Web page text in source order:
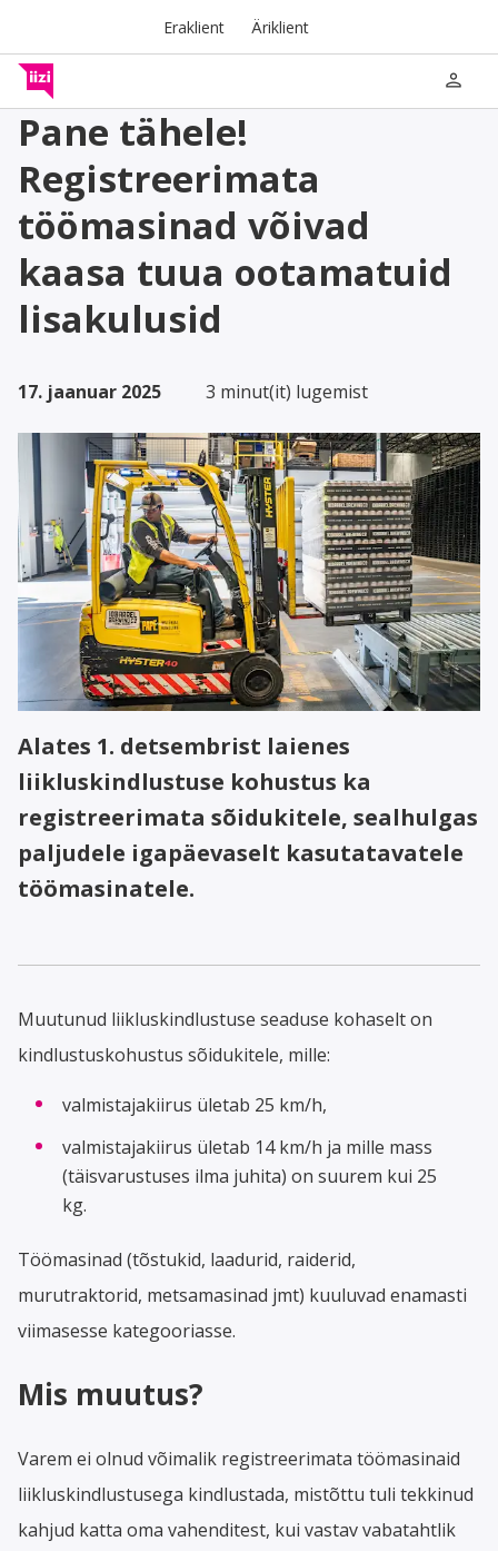
Eraklient Äriklient
person
Pane tähele!
Registreerimata
töömasinad võivad
kaasa tuua ootamatuid
lisakulusid
17. jaanuar 2025 3 minut(it) lugemist
Alates 1. detsembrist laienes
liikluskindlustuse kohustus ka
registreerimata sõidukitele, sealhulgas
paljudele igapäevaselt kasutatavatele
töömasinatele.
Muutunud liikluskindlustuse seaduse kohaselt on
kindlustuskohustus sõidukitele, mille:
valmistajakiirus ületab 25 km/h,
valmistajakiirus ületab 14 km/h ja mille mass
(täisvarustuses ilma juhita) on suurem kui 25
kg.
Töömasinad (tõstukid, laadurid, raiderid,
murutraktorid, metsamasinad jmt) kuuluvad enamasti
viimasesse kategooriasse.
Mis muutus?
Varem ei olnud võimalik registreerimata töömasinaid
liikluskindlustusega kindlustada, mistõttu tuli tekkinud
kahjud katta oma vahenditest, kui vastav vabatahtlik